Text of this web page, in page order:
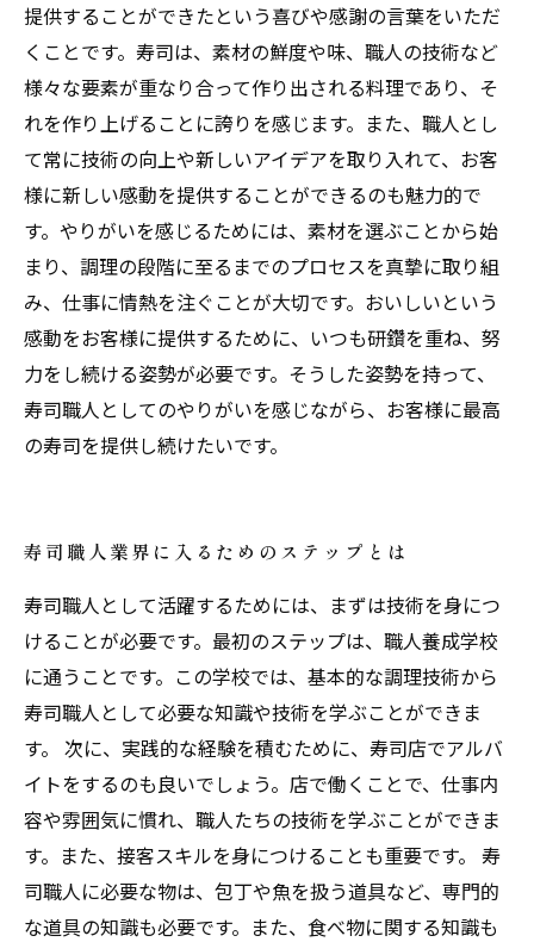
提供することができたという喜びや感謝の言葉をいただ
くことです。寿司は、素材の鮮度や味、職人の技術など
様々な要素が重なり合って作り出される料理であり、そ
れを作り上げることに誇りを感じます。また、職人とし
て常に技術の向上や新しいアイデアを取り入れて、お客
様に新しい感動を提供することができるのも魅力的で
す。やりがいを感じるためには、素材を選ぶことから始
まり、調理の段階に至るまでのプロセスを真摯に取り組
み、仕事に情熱を注ぐことが大切です。おいしいという
感動をお客様に提供するために、いつも研鑽を重ね、努
力をし続ける姿勢が必要です。そうした姿勢を持って、
寿司職人としてのやりがいを感じながら、お客様に最高
の寿司を提供し続けたいです。
寿司職人業界に入るためのステップとは
寿司職人として活躍するためには、まずは技術を身につ
けることが必要です。最初のステップは、職人養成学校
に通うことです。この学校では、基本的な調理技術から
寿司職人として必要な知識や技術を学ぶことができま
す。 次に、実践的な経験を積むために、寿司店でアルバ
イトをするのも良いでしょう。店で働くことで、仕事内
容や雰囲気に慣れ、職人たちの技術を学ぶことができま
す。また、接客スキルを身につけることも重要です。 寿
司職人に必要な物は、包丁や魚を扱う道具など、専門的
な道具の知識も必要です。また、食べ物に関する知識も